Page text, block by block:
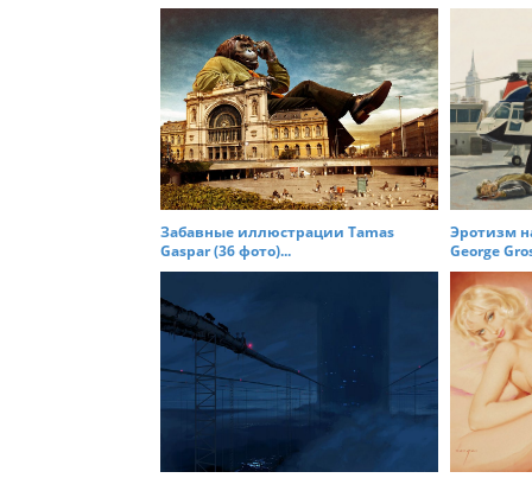
o
n
Забавные иллюстрации Tamas
Gaspar (36 фото)...
Эротизм
George